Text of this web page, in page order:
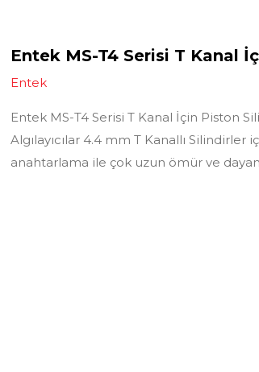
Entek MS-T4 Serisi T Kanal
Entek
Entek MS-T4 Serisi T Kanal İçin Piston
Algılayıcılar 4.4 mm T Kanallı Silindirler
anahtarlama ile çok uzun ömür ve